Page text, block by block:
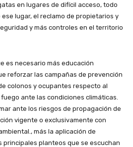
en lugares de difícil acceso, todo
ese lugar, el reclamo de propietarios y
y más controles en el territorio
es necesario más educación
reforzar las campañas de prevención
colonos y ocupantes respecto al
ante las condiciones climáticas.
ante los riesgos de propagación de
vigente o exclusivamente con
más la aplicación de
principales planteos que se escuchan